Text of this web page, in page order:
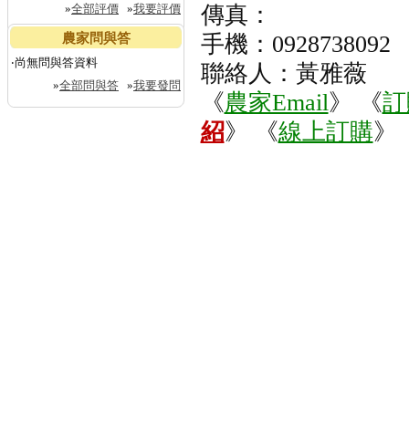
»全部評價 »我要評價
農家問與答
‧尚無問與答資料
»全部問與答 »我要發問
傳真：
手機：0928738092
聯絡人：黃雅薇
《農家Email》 《
紹》 《線上訂購》